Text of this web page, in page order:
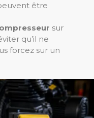
être
sur
qu’il ne
forcez sur un